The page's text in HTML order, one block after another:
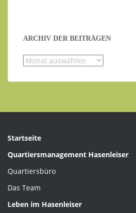
ARCHIV DER BEITRÄGEN
Archiv
Beiträgen
Startseite
Quartiersmanagement Hasenleiser
Quartiersbüro
Das Team
Leben im Hasenleiser